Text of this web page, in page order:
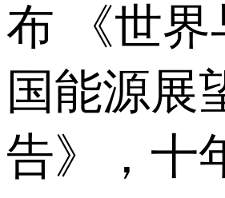
布 《世界
国能源展
告》，十